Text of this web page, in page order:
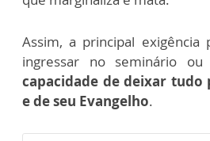
Assim, a principal exigência
ingressar no seminário
capacidade de deixar tudo
e de seu Evangelho.